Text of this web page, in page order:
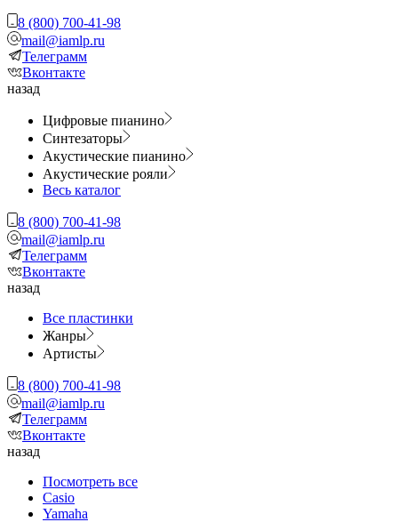
8 (800) 700-41-98
mail@iamlp.ru
Телеграмм
Вконтакте
назад
Цифровые пианино
Синтезаторы
Акустические пианино
Акустические рояли
Весь каталог
8 (800) 700-41-98
mail@iamlp.ru
Телеграмм
Вконтакте
назад
Все пластинки
Жанры
Артисты
8 (800) 700-41-98
mail@iamlp.ru
Телеграмм
Вконтакте
назад
Посмотреть все
Casio
Yamaha